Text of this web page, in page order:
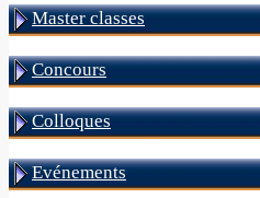
Master classes
Concours
Colloques
Evénements